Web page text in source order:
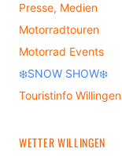
Presse, Medien
Motorradtouren
Motorrad Events
❄️SNOW SHOW❄️
Touristinfo Willingen
WETTER WILLINGEN